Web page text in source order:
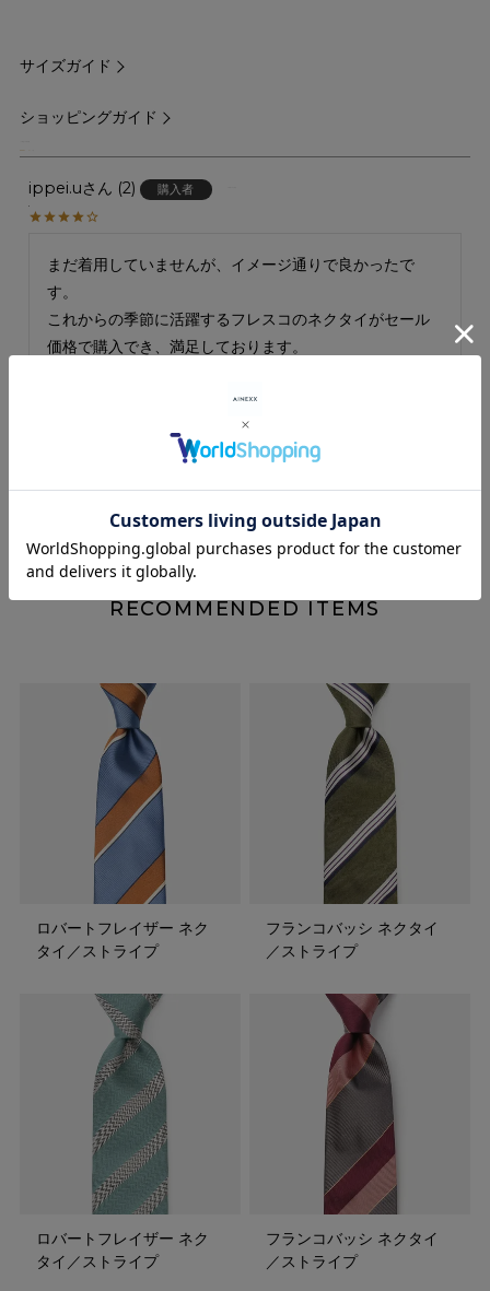
サイズガイド
ショッピングガイド
ippei.u 2 購入者
まだ着用していませんが、イメージ通りで良かったで
す。
これからの季節に活躍するフレスコのネクタイがセール
価格で購入でき、満足しております。
すべてのレビューを見る
RECOMMENDED ITEMS
ロバートフレイザー ネク
タイ／ストライプ
フランコバッシ ネクタイ
／ストライプ
ロバートフレイザー ネク
タイ／ストライプ
フランコバッシ ネクタイ
／ストライプ